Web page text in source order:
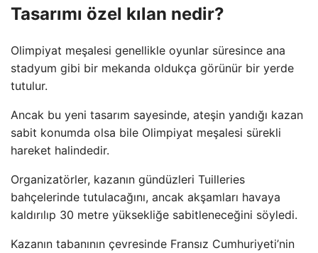
Tasarımı özel kılan nedir?
Olimpiyat meşalesi genellikle oyunlar süresince ana
stadyum gibi bir mekanda oldukça görünür bir yerde
tutulur.
Ancak bu yeni tasarım sayesinde, ateşin yandığı kazan
sabit konumda olsa bile Olimpiyat meşalesi sürekli
hareket halindedir.
Organizatörler, kazanın gündüzleri Tuilleries
bahçelerinde tutulacağını, ancak akşamları havaya
kaldırılıp 30 metre yüksekliğe sabitleneceğini söyledi.
Kazanın tabanının çevresinde Fransız Cumhuriyeti’nin